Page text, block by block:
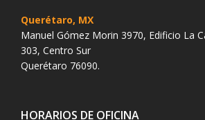
Querétaro, MX
Manuel Gómez Morin 3970, Edificio La
303, Centro Sur
Querétaro 76090.
HORARIOS DE OFICINA